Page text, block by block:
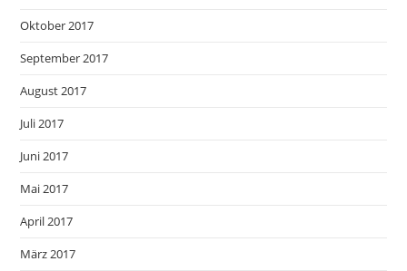
Oktober 2017
September 2017
August 2017
Juli 2017
Juni 2017
Mai 2017
April 2017
März 2017